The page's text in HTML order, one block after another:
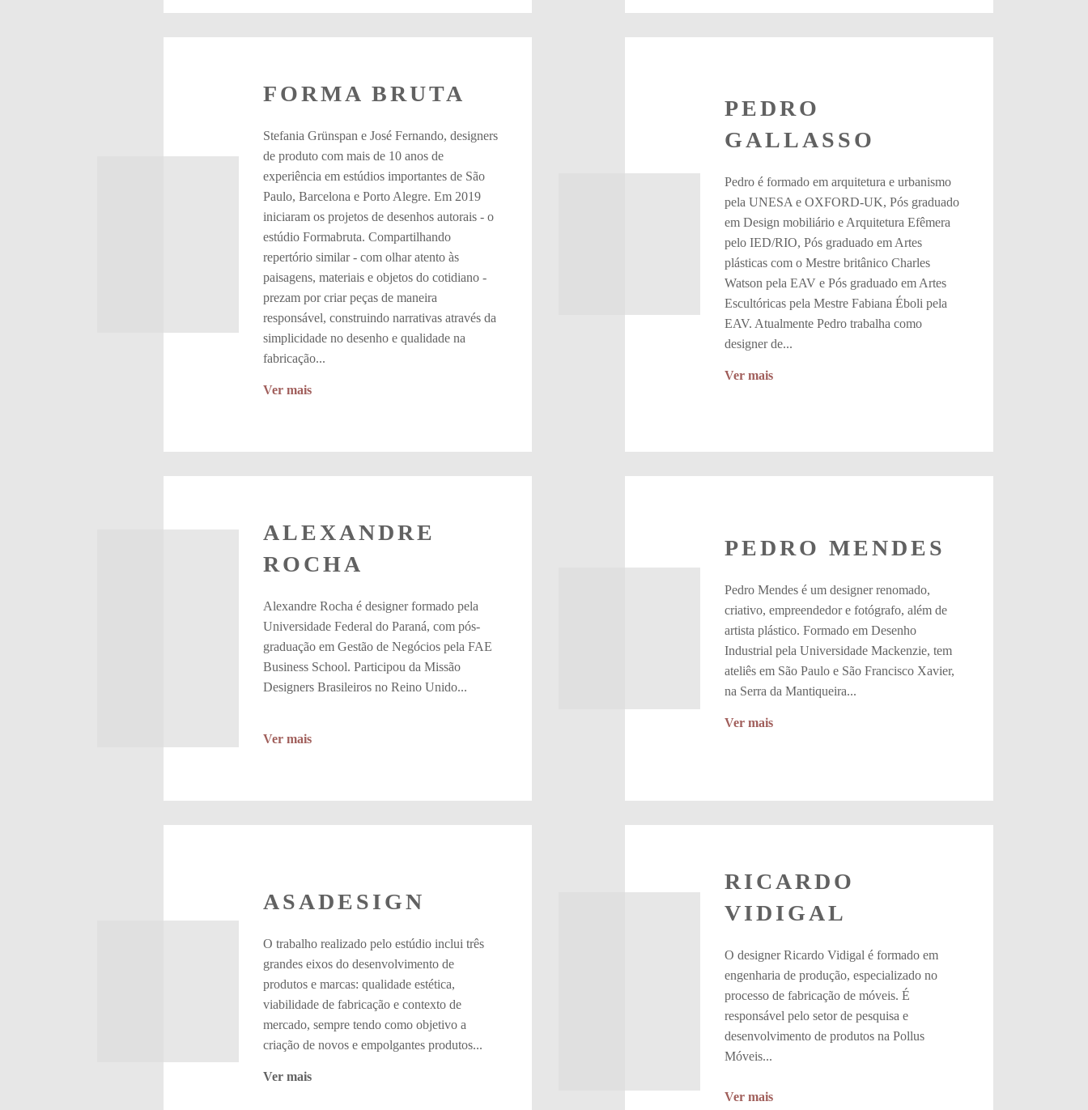
FORMA BRUTA
Stefania Grünspan e José Fernando, designers
de produto com mais de 10 anos de
experiência em estúdios importantes de São
Paulo, Barcelona e Porto Alegre. Em 2019
iniciaram os projetos de desenhos autorais - o
estúdio Formabruta. Compartilhando
repertório similar - com olhar atento às
paisagens, materiais e objetos do cotidiano -
prezam por criar peças de maneira
responsável, construindo narrativas através da
simplicidade no desenho e qualidade na
fabricação...
Ver mais
PEDRO
GALLASSO
Pedro é formado em arquitetura e urbanismo
pela UNESA e OXFORD-UK, Pós graduado
em Design mobiliário e Arquitetura Efêmera
pelo IED/RIO, Pós graduado em Artes
plásticas com o Mestre britânico Charles
Watson pela EAV e Pós graduado em Artes
Escultóricas pela Mestre Fabiana Éboli pela
EAV. Atualmente Pedro trabalha como
designer de...
Ver mais
ALEXANDRE
ROCHA
Alexandre Rocha é designer formado pela
Universidade Federal do Paraná, com pós-
graduação em Gestão de Negócios pela FAE
Business School. Participou da Missão
Designers Brasileiros no Reino Unido...
Ver mais
PEDRO MENDES
Pedro Mendes é um designer renomado,
criativo, empreendedor e fotógrafo, além de
artista plástico. Formado em Desenho
Industrial pela Universidade Mackenzie, tem
ateliês em São Paulo e São Francisco Xavier,
na Serra da Mantiqueira...
Ver mais
ASADESIGN
O trabalho realizado pelo estúdio inclui três
grandes eixos do desenvolvimento de
produtos e marcas: qualidade estética,
viabilidade de fabricação e contexto de
mercado, sempre tendo como objetivo a
criação de novos e empolgantes produtos...
Ver mais
RICARDO
VIDIGAL
O designer Ricardo Vidigal é formado em
engenharia de produção, especializado no
processo de fabricação de móveis. É
responsável pelo setor de pesquisa e
desenvolvimento de produtos na Pollus
Móveis...
Ver mais